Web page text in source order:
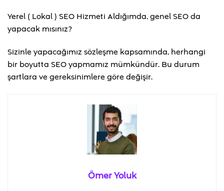
Yerel ( Lokal ) SEO Hizmeti Aldığımda, genel SEO da
yapacak mısınız?
Sizinle yapacağımız sözleşme kapsamında, herhangi
bir boyutta SEO yapmamız mümkündür. Bu durum
şartlara ve gereksinimlere göre değişir.
Ömer Yoluk